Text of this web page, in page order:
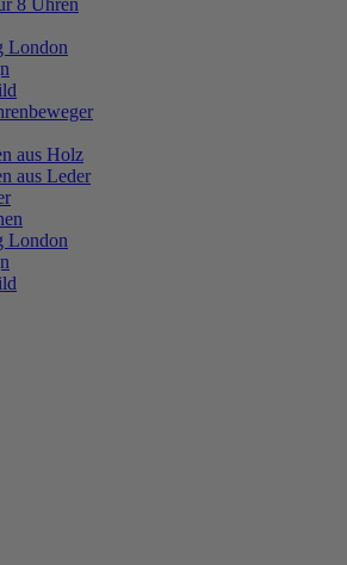
8 Uhren
London
aus Holz
aus Leder
London